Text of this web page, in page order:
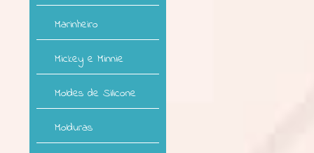
Marinheiro
Mickey e Minnie
Moldes de Silicone
Molduras